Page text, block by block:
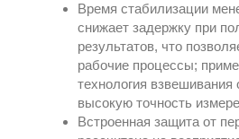
Время стабилизации
снижает задержку при
результатов, что
рабочие процессы;
технология взвешивания
высокую точность
Встроенная защита от